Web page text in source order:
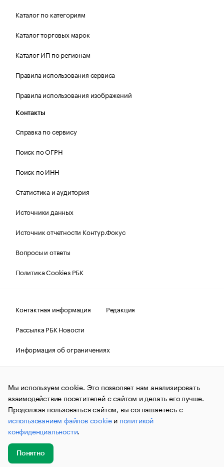
Каталог по категориям
Каталог торговых марок
Каталог ИП по регионам
Правила использования сервиса
Правила использования изображений
Контакты
Справка по сервису
Поиск по ОГРН
Поиск по ИНН
Статистика и аудитория
Источники данных
Источник отчетности Контур.Фокус
Вопросы и ответы
Политика Cookies РБК
Контактная информация
Редакция
Рассылка РБК Новости
Информация об ограничениях
Правовая информация
О соблюдении авторских прав
© АО «РОСБИЗНЕСКОНСАЛТИНГ»,1995–2026.Сообщения
и материалы информационного агентства «РБК»
(зарегистрировано Федеральной службой по надзору в сфере
связи, информационных технологий и массовых
коммуникаций (Роскомнадзор) 09.12.2015 за номером ИА
№ФС77-63848) сопровождаются пометкой «РБК». Отдельные
публикации могут содержать информацию,
не предназначенную для пользователей
до 18 лет.
Мы используем cookie. Это позволяет нам анализировать
взаимодействие посетителей с сайтом и делать его лучше.
Продолжая пользоваться сайтом, вы соглашаетесь с
использованием файлов cookieи политикой
конфиденциальности.
Понятно